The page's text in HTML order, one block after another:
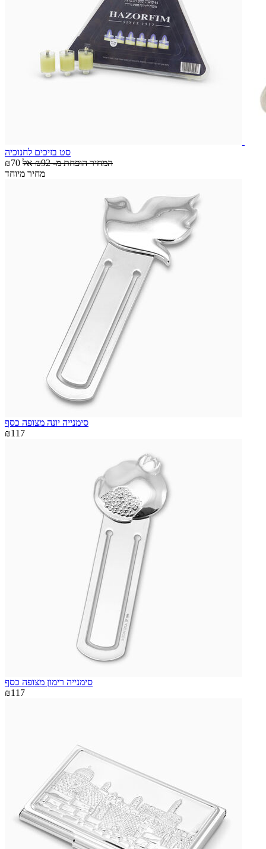
סט בזיכים לחנוכיה
₪70
המחיר הופחת מ-₪92 אל
מחיר מיוחד
סימנייה יונה מצופה כסף
₪117
סימנייה רימון מצופה כסף
₪117